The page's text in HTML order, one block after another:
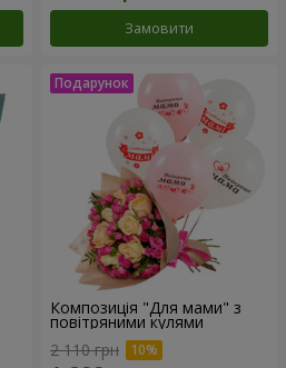
Замовити
Композиція "Для мами" з
повітряними кулями
2 110 грн